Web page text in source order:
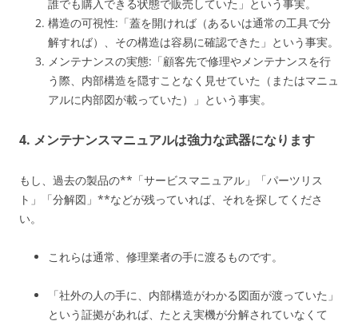
誰でも購入できる状態で販売していた」という事実。
構造の可視性:「蓋を開ければ（あるいは通常の工具で分
解すれば）、その構造は容易に確認できた」という事実。
メンテナンスの実態:「顧客先で修理やメンテナンスを行
う際、内部構造を隠すことなく見せていた（またはマニュ
アルに内部図が載っていた）」という事実。
4. メンテナンスマニュアルは強力な武器になります
もし、過去の製品の**「サービスマニュアル」「パーツリス
ト」「分解図」**などが残っていれば、それを探してくださ
い。
これらは通常、修理業者の手に渡るものです。
「社外の人の手に、内部構造がわかる図面が渡っていた」
という証拠があれば、たとえ実機が分解されていなくて